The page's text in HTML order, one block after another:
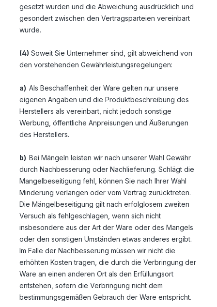
gesetzt wurden und die Abweichung ausdrücklich und
gesondert zwischen den Vertragsparteien vereinbart
wurde.
(4) Soweit Sie Unternehmer sind, gilt abweichend von
den vorstehenden Gewährleistungsregelungen:
a) Als Beschaffenheit der Ware gelten nur unsere
eigenen Angaben und die Produktbeschreibung des
Herstellers als vereinbart, nicht jedoch sonstige
Werbung, öffentliche Anpreisungen und Äußerungen
des Herstellers.
b) Bei Mängeln leisten wir nach unserer Wahl Gewähr
durch Nachbesserung oder Nachlieferung. Schlägt die
Mangelbeseitigung fehl, können Sie nach Ihrer Wahl
Minderung verlangen oder vom Vertrag zurücktreten.
Die Mängelbeseitigung gilt nach erfolglosem zweiten
Versuch als fehlgeschlagen, wenn sich nicht
insbesondere aus der Art der Ware oder des Mangels
oder den sonstigen Umständen etwas anderes ergibt.
Im Falle der Nachbesserung müssen wir nicht die
erhöhten Kosten tragen, die durch die Verbringung der
Ware an einen anderen Ort als den Erfüllungsort
entstehen, sofern die Verbringung nicht dem
bestimmungsgemäßen Gebrauch der Ware entspricht.